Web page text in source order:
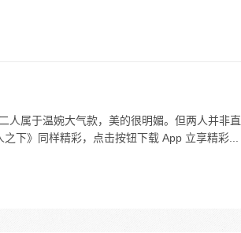
人属于温婉大气款，美的很明媚。但两人并非直
下》同样精彩，点击按钮下载 App 立享精彩...